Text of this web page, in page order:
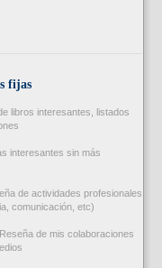
fijas
libros interesantes, listados
interesantes sin más
de actividades profesionales
comunicación, etc)
Reseña de mis colaboraciones